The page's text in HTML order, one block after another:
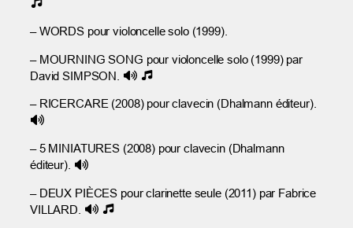
– WORDS pour violoncelle solo (1999).
– MOURNING SONG pour violoncelle solo (1999) par
David SIMPSON.
– RICERCARE (2008) pour clavecin (Dhalmann éditeur).
– 5 MINIATURES (2008) pour clavecin (Dhalmann
éditeur).
– DEUX PIÈCES pour clarinette seule (2011) par Fabrice
VILLARD.